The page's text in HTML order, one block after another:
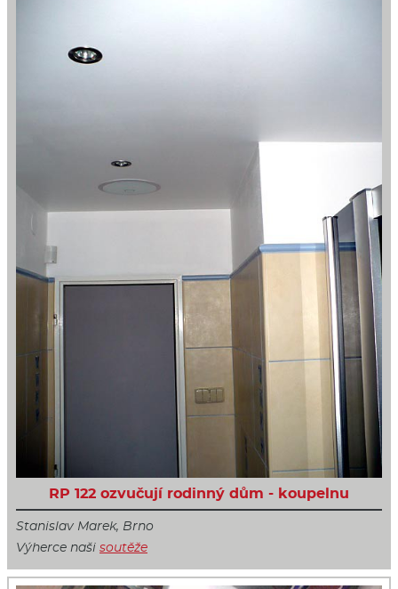
RP 122 ozvučují rodinný dům - koupelnu
Stanislav Marek, Brno
Výherce naši soutěže